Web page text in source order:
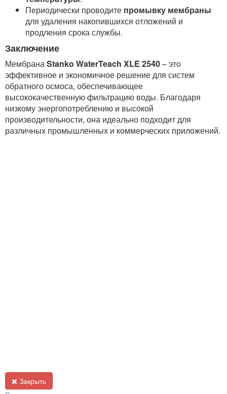
Периодически проводите промывку мембраны
для удаления накопившихся отложений и
продления срока службы.
Заключение
МембранаStanko WaterTeach XLE 2540– это
эффективное и экономичное решение для систем
обратного осмоса, обеспечивающее
высококачественную фильтрацию воды. Благодаря
низкому энергопотреблению и высокой
производительности, она идеально подходит для
различных промышленных и коммерческих приложений.
Закрыть